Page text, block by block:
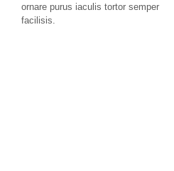
ornare purus iaculis tortor semper
facilisis.